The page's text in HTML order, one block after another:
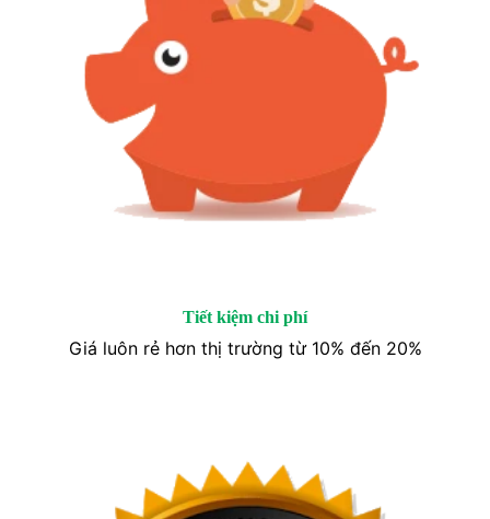
Tiết kiệm chi phí
Giá luôn rẻ hơn thị trường từ 10% đến 20%